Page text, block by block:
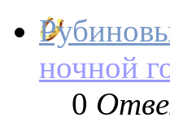
ночной
0